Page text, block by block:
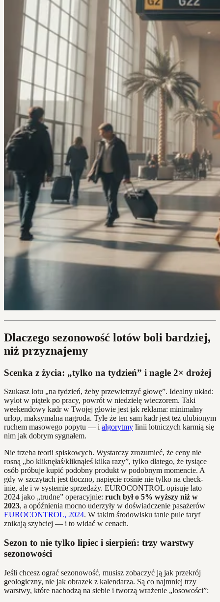
Dlaczego sezonowość lotów boli bardziej,
niż przyznajemy
Scenka z życia: „tylko na tydzień” i nagle 2× drożej
Szukasz lotu „na tydzień, żeby przewietrzyć głowę”. Idealny układ:
wylot w piątek po pracy, powrót w niedzielę wieczorem. Taki
weekendowy kadr w Twojej głowie jest jak reklama: minimalny
urlop, maksymalna nagroda. Tyle że ten sam kadr jest też ulubionym
ruchem masowego popytu — i algorytmy linii lotniczych karmią się
nim jak dobrym sygnałem.
Nie trzeba teorii spiskowych. Wystarczy zrozumieć, że ceny nie
rosną „bo kliknęłaś/kliknąłeś kilka razy”, tylko dlatego, że tysiące
osób próbuje kupić podobny produkt w podobnym momencie. A
gdy w szczytach jest tłoczno, napięcie rośnie nie tylko na check-
inie, ale i w systemie sprzedaży. EUROCONTROL opisuje lato
2024 jako „trudne” operacyjnie: ruch był o 5% wyższy niż w
2023, a opóźnienia mocno uderzyły w doświadczenie pasażerów
EUROCONTROL, 2024. W takim środowisku tanie pule taryf
znikają szybciej — i to widać w cenach.
Sezon to nie tylko lipiec i sierpień: trzy warstwy
sezonowości
Jeśli chcesz ograć sezonowość, musisz zobaczyć ją jak przekrój
geologiczny, nie jak obrazek z kalendarza. Są co najmniej trzy
warstwy, które nachodzą na siebie i tworzą wrażenie „losowości”: